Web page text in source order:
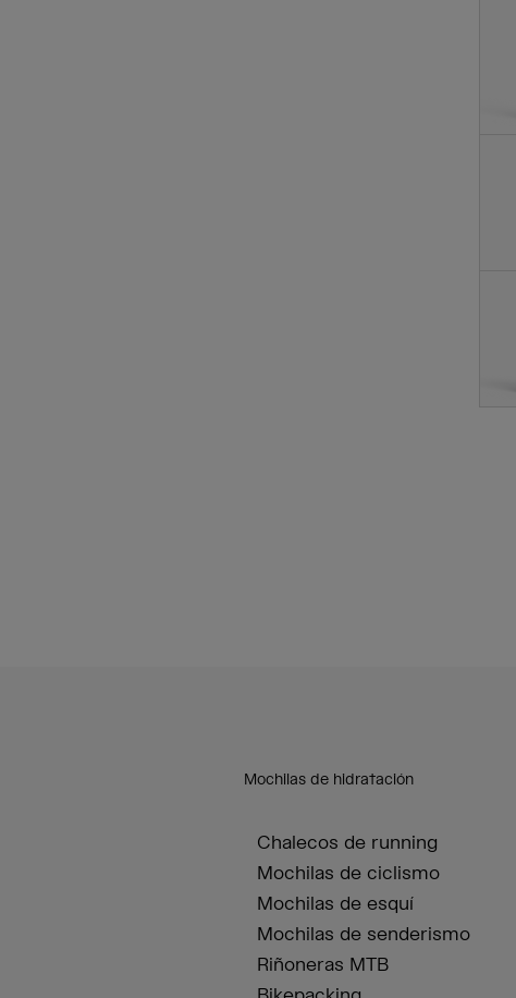
Mochilas de hidratación
Chalecos de running
Mochilas de ciclismo
Mochilas de esquí
Mochilas de senderismo
Riñoneras MTB